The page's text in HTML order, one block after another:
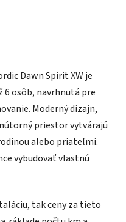
Dawn Spirit XW je
6 osôb, navrhnutá pre
Moderný dizajn,
priestor vytvárajú
alebo priateľmi.
vybudovať vlastnú
tak ceny za tieto